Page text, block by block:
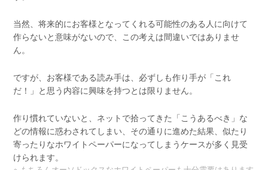
当然、将来的にお客様となってくれる可能性のある人に向けて
作らないと意味がないので、この考えは間違いではありませ
ん。
ですが、お客様である読み手は、必ずしも作り手が「これ
だ！」と思う内容に興味を持つとは限りません。
作り慣れていないと、ネットで拾ってきた「こうあるべき」な
どの情報に惑わされてしまい、その通りに進めた結果、似たり
寄ったりなホワイトペーパーになってしまうケースが多く見受
けられます。